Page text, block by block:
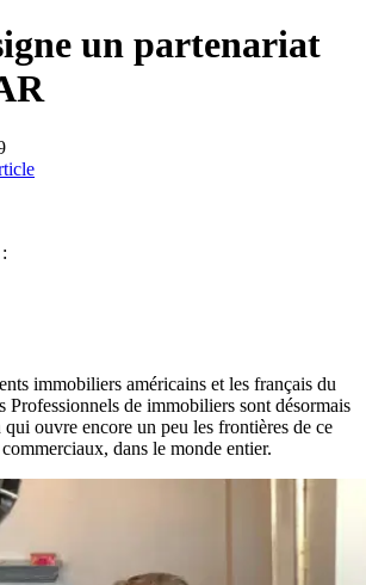
un partenariat
immobiliers américains et les français du
Professionnels de immobiliers sont désormais
ouvre encore un peu les frontières de ce
dans le monde entier.